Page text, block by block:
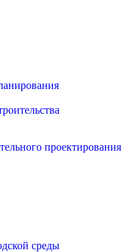
проектирования
среды